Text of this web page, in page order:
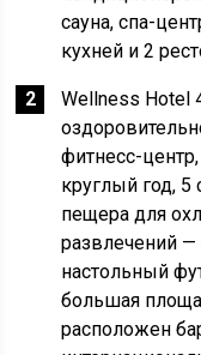
сауна, спа-
кухней и 2
Wellness Hotel
фитнесс-
круглый год,
пещера для
развлечений —
настольный
большая
расположен